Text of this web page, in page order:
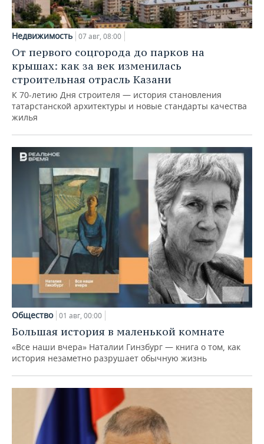
Недвижимость 07 авг, 08:00
От первого соцгорода до парков на
крышах: как за век изменилась
строительная отрасль Казани
К 70-летию Дня строителя — история становления
татарстанской архитектуры и новые стандарты качества
жилья
Общество 01 авг, 00:00
Большая история в маленькой комнате
«Все наши вчера» Наталии Гинзбург — книга о том, как
история незаметно разрушает обычную жизнь